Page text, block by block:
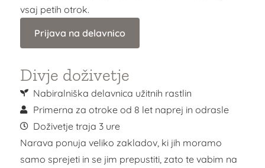
vsaj petih otrok.
Prijava na delavnico
Divje doživetje
Nabiralniška delavnica užitnih rastlin
Primerna za otroke od 8 let naprej in odrasle
Doživetje traja 3 ure
Narava ponuja veliko zakladov, ki jih moramo
samo sprejeti in se jim prepustiti, zato te vabim na